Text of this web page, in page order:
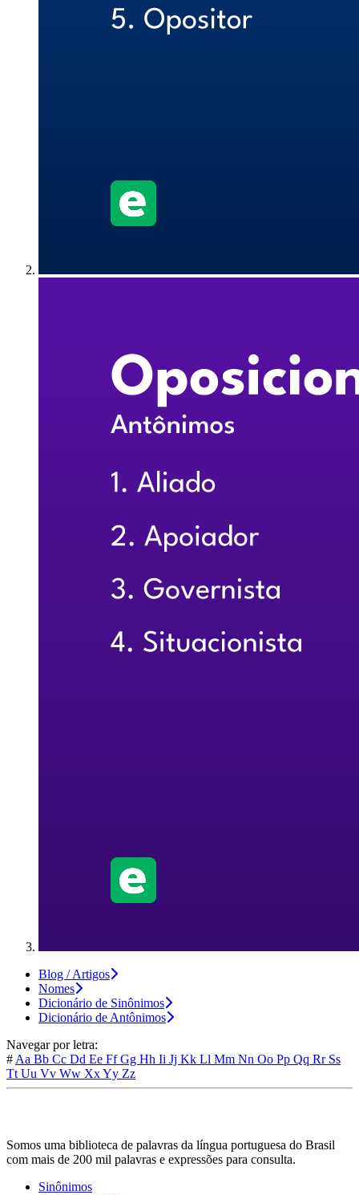
Blog / Artigos
Nomes
Dicionário de Sinônimos
Dicionário de Antônimos
Navegar por letra:
# Aa Bb Cc Dd Ee FfGg Hh Ii Jj Kk Ll Mm Nn Oo Pp Qq Rr Ss
Tt Uu Vv Ww XxYy Zz
Somos uma biblioteca de palavras da língua portuguesa do Brasil
com mais de 200 mil palavras e expressões para consulta.
Sinônimos